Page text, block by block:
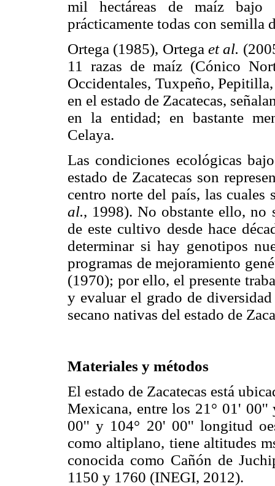
mil hectáreas de maíz bajo
prácticamente todas con semilla
Ortega (1985), Ortega et al.
11 razas de maíz (Cónico
Occidentales, Tuxpeño,
en el estado de Zacatecas,
en la entidad; en bastante
Celaya.
Las condiciones ecológicas
estado de Zacatecas son
centro norte del país, las
al., 1998). No obstante ello, no
de este cultivo desde hace
determinar si hay genotipos
programas de mejoramiento
(1970); por ello, el presente
y evaluar el grado de
secano nativas del estado de
Materiales y métodos
El estado de Zacatecas está
Mexicana, entre los 21° 01'
00'' y 104° 20' 00'' longitud
como altiplano, tiene altitudes
conocida como Cañón de
1150 y 1760 (INEGI, 2012).